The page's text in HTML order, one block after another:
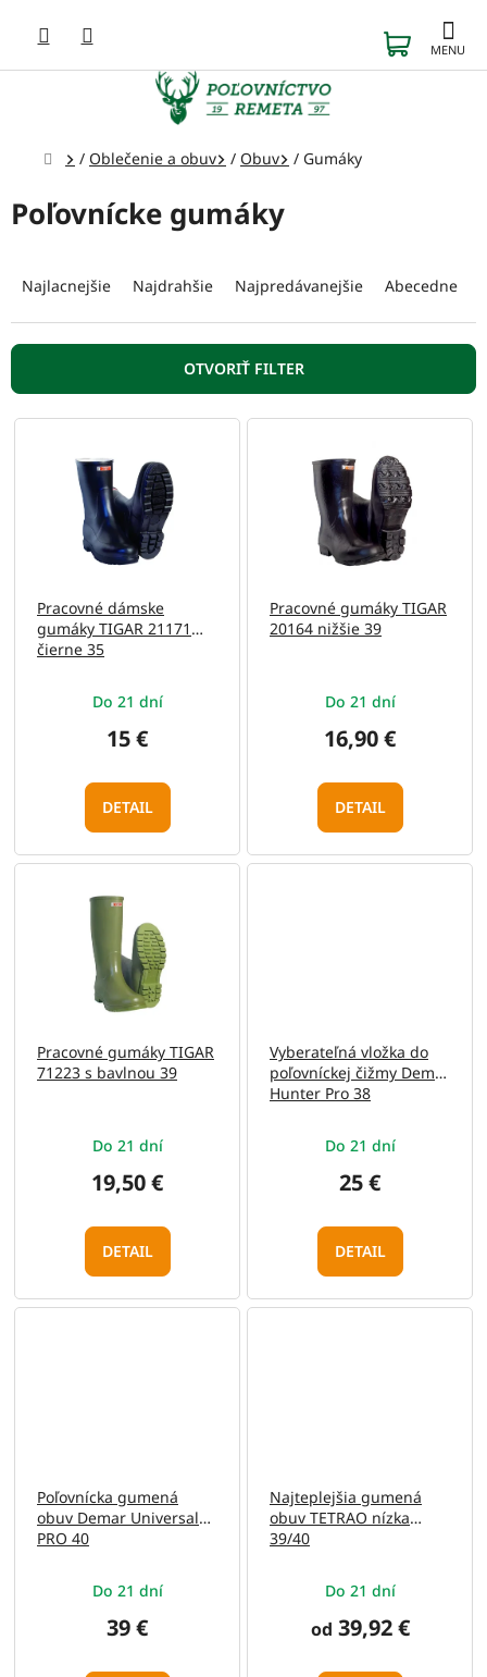
obsah
KOŠÍK
Domov
/ Oblečenie a obuv / Obuv / Gumáky
Poľovnícke gumáky
e
n
e
p
Najlacnejšie Najdrahšie Najpredávanejšie Abecedne
OTVORIŤ FILTER
V
Pracovné dámske
gumáky TIGAR 21171
čierne 35
Do 21 dní
15 €
DETAIL
Pracovné gumáky TIGAR
20164 nižšie 39
Do 21 dní
16,90 €
DETAIL
Pracovné gumáky TIGAR
71223 s bavlnou 39
Do 21 dní
19,50 €
DETAIL
Vyberateľná vložka do
poľovníckej čižmy Demar
Hunter Pro 38
Do 21 dní
25 €
DETAIL
Poľovnícka gumená
obuv Demar Universal
PRO 40
Do 21 dní
39 €
Najteplejšia gumená
obuv TETRAO nízka
39/40
Do 21 dní
od 39,92 €